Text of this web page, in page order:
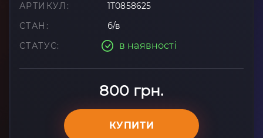
АРТИКУЛ:
1T0858625
СТАН:
б/в
СТАТУС:
в наявності
800 грн.
КУПИТИ